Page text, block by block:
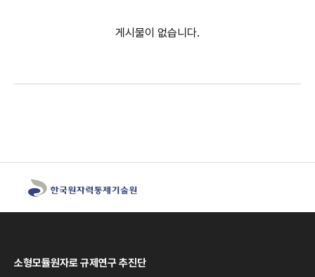
게시물이 없습니다.
소형모듈원자로 규제연구 추진단